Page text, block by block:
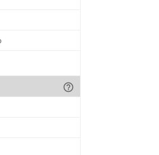
help_outline